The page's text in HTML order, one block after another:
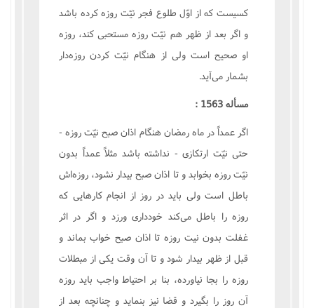
کسیست که از اوّل طلوع فجر نیّت روزه کرده باشد
و اگر بعد از ظهر هم نیّت روزه مستحبی کند، روزه
او صحیح است ولی از هنگام نیّت کردن روزه‌دار
بشمار می‌آید.
مسأله 1563 :
اگر عمداً در ماه رمضان هنگام اذان صبح نیّت روزه -
حتی نیّت ارتکازی - نداشته باشد مثلاً عمداً بدون
نیّت روزه بخوابد و تا اذان صبح بیدار نشود، روزه‌اش
باطل است ولی باید در روز از انجام کارهایی که
روزه را باطل می‌کند خودداری ورزد و اگر در اثر
غفلت بدون نیت روزه تا اذان صبح خواب بماند و
قبل از ظهر بیدار شود و تا آن وقت یکی از مبطلات
روزه را بجا نیاورده، بنا بر احتیاط واجب باید روزه
آن روز را بگیرد و قضا نیز بنماید و چنانچه بعد از